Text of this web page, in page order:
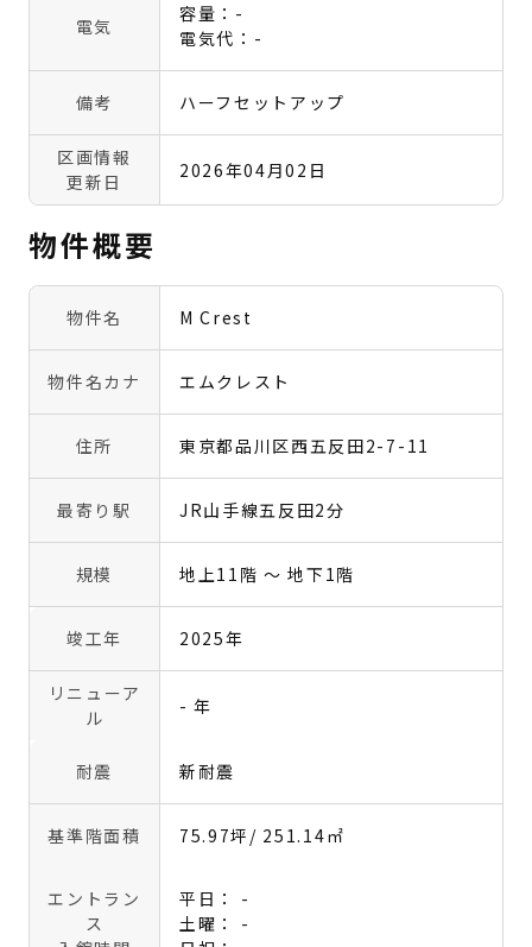
電気
容量：-
電気代：-
備考 ハーフセットアップ
区画情報
更新日
2026年04月02日
物件概要
物件名 M Crest
物件名カナ エムクレスト
住所 東京都品川区西五反田2-7-11
最寄り駅 JR山手線五反田2分
規模 地上11階 〜 地下1階
竣工年 2025年
リニューア
ル
- 年
耐震 新耐震
基準階面積 75.97坪 / 251.14㎡
エントラン
ス
平日： -
土曜： -